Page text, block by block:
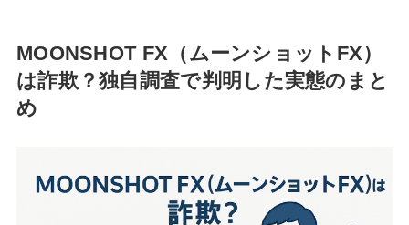
MOONSHOT FX（ムーンショットFX）
は詐欺？独自調査で判明した実態のまと
め